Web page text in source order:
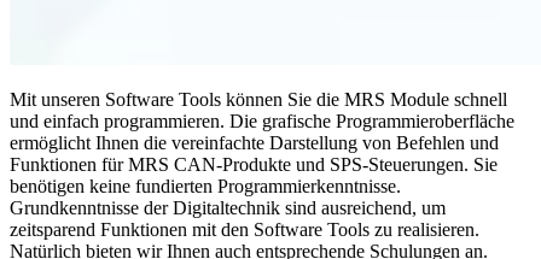
Mit unseren Software Tools können Sie die MRS Module schnell
und einfach programmieren. Die grafische Programmieroberfläche
ermöglicht Ihnen die vereinfachte Darstellung von Befehlen und
Funktionen für MRS CAN-Produkte und SPS-Steuerungen. Sie
benötigen keine fundierten Programmierkenntnisse.
Grundkenntnisse der Digitaltechnik sind ausreichend, um
zeitsparend Funktionen mit den Software Tools zu realisieren.
Natürlich bieten wir Ihnen auch entsprechende Schulungen an.